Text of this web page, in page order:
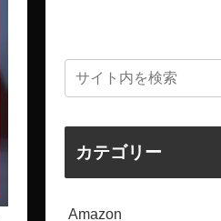
カテゴリー
Amazon